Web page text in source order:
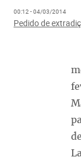
00:12 - 04/03/2014
Pedido de